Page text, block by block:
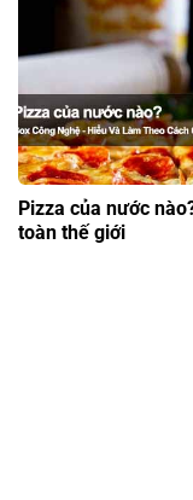
Pizza của nước
toàn thế giới